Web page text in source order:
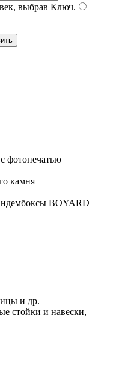
выбрав Ключ.
фотопечатью
камня
BOYARD
и др.
стойки и навески,